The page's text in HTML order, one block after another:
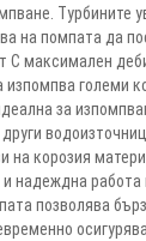
Турбините
на помпата да
С максимален
големи
за
на корозия
надеждна работа
позволява